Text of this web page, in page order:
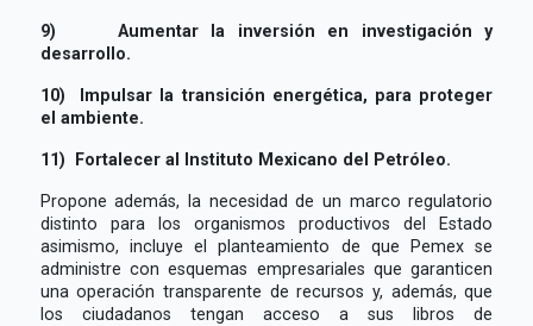
9) Aumentar la inversión en investigación y
desarrollo.
10) Impulsar la transición energética, para proteger
el ambiente.
11) Fortalecer al Instituto Mexicano del Petróleo.
Propone además, la necesidad de un marco regulatorio
distinto para los organismos productivos del Estado
asimismo, incluye el planteamiento de que Pemex se
administre con esquemas empresariales que garanticen
una operación transparente de recursos y, además, que
los ciudadanos tengan acceso a sus libros de